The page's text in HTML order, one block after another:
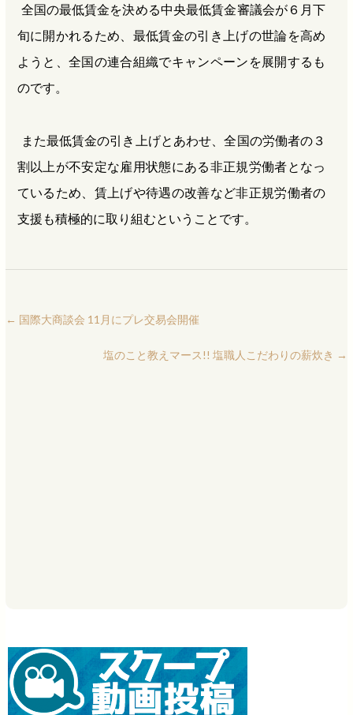
全国の最低賃金を決める中央最低賃金審議会が６月下
旬に開かれるため、最低賃金の引き上げの世論を高め
ようと、全国の連合組織でキャンペーンを展開するも
のです。
また最低賃金の引き上げとあわせ、全国の労働者の３
割以上が不安定な雇用状態にある非正規労働者となっ
ているため、賃上げや待遇の改善など非正規労働者の
支援も積極的に取り組むということです。
← 国際大商談会 11月にプレ交易会開催
塩のこと教えマース!! 塩職人こだわりの薪炊き →